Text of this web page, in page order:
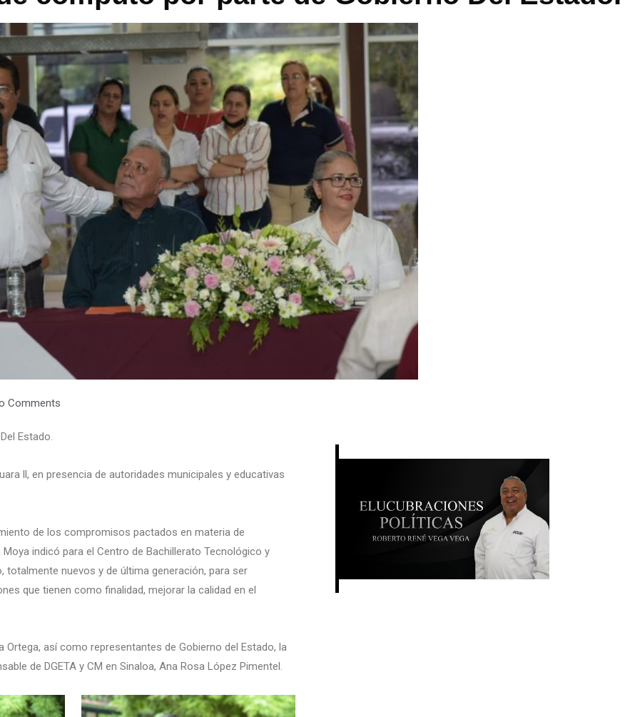
Comments
Estado.
ll, en presencia de autoridades municipales y educativas
de los compromisos pactados en materia de
indicó para el Centro de Bachillerato Tecnológico y
totalmente nuevos y de última generación, para ser
que tienen como finalidad, mejorar la calidad en el
así como representantes de Gobierno del Estado, la
de DGETA y CM en Sinaloa, Ana Rosa López Pimentel.